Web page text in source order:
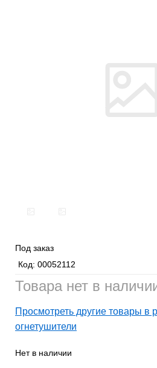
Под заказ
Код: 00052112
Товара нет в
Просмотреть другие товары
огнетушители
Нет в наличии